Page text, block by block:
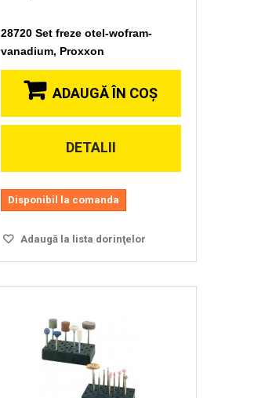
28720 Set freze otel-wofram-
vanadium, Proxxon
ADAUGĂ ÎN COŞ
DETALII
Disponibil la comanda
Adaugă la lista dorinţelor
Vizionare